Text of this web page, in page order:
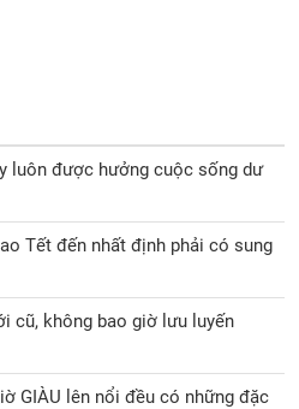
luôn được hưởng cuộc sống dư
Tết đến nhất định phải có sung
cũ, không bao giờ lưu luyến
GIÀU lên nổi đều có những đặc